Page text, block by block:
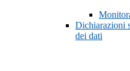
Dichiarazioni
dei dati